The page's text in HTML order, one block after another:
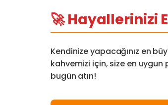
🚀 Hayallerinizi
Kendinize yapacağınız en
kahvemizi için, size en uygun
bugün atın!